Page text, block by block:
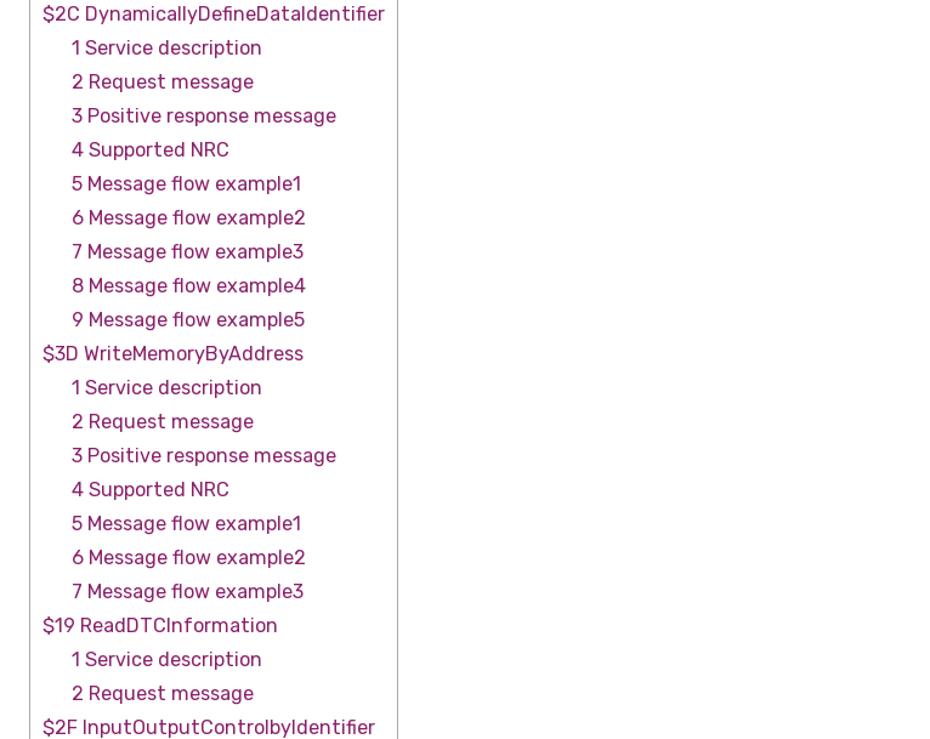
$2C DynamicallyDefineDataIdentifier
1 Service description
2 Request message
3 Positive response message
4 Supported NRC
5 Message flow example1
6 Message flow example2
7 Message flow example3
8 Message flow example4
9 Message flow example5
$3D WriteMemoryByAddress
1 Service description
2 Request message
3 Positive response message
4 Supported NRC
5 Message flow example1
6 Message flow example2
7 Message flow example3
$19 ReadDTCInformation
1 Service description
2 Request message
$2F InputOutputControlbyIdentifier